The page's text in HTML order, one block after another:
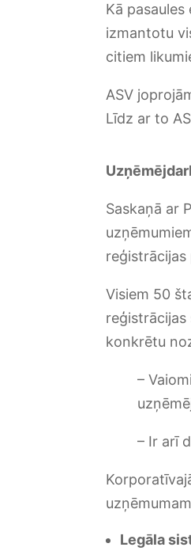
Kā
izmantotu
citiem
ASV
Līdz ar to
Saskaņā ar
Visiem 50
konkrētu
–
– Ir arī
Legāla